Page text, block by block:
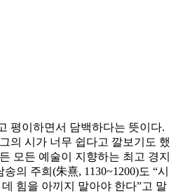
평이하면서 담백하다는 뜻이다.
의 시가 너무 쉽다고 깔보기도 했
모든 예술이 지향하는 최고 경지
의 주희(朱熹, 1130~1200)도 “시
힘을 아끼지 말아야 한다”고 말